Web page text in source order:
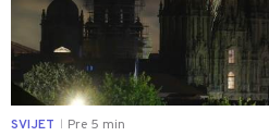
SVIJET Pre 5 min